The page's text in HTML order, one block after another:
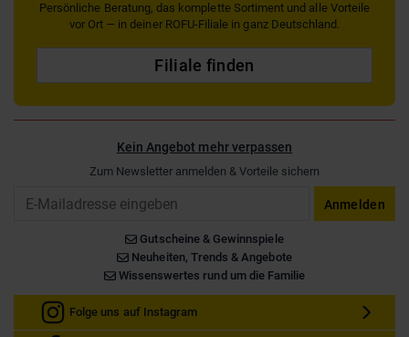
Persönliche Beratung, das komplette Sortiment und alle Vorteile
vor Ort — in deiner ROFU-Filiale in ganz Deutschland.
Filiale finden
Kein Angebot mehr verpassen
Zum Newsletter anmelden & Vorteile sichern
Anmelden
Gutscheine & Gewinnspiele
Neuheiten, Trends & Angebote
Wissenswertes rund um die Familie
Folge uns auf Instagram